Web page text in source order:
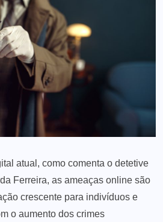
atual, como comenta o detetive
Ferreira, as ameaças online são
crescente para indivíduos e
o aumento dos crimes